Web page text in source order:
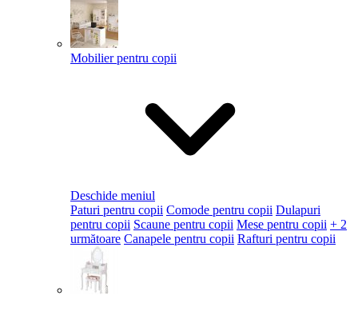
Mobilier pentru copii
Deschide meniul
Paturi pentru copii Comode pentru copii Dulapuri
pentru copii Scaune pentru copii Mese pentru copii + 2
următoare Canapele pentru copii Rafturi pentru copii